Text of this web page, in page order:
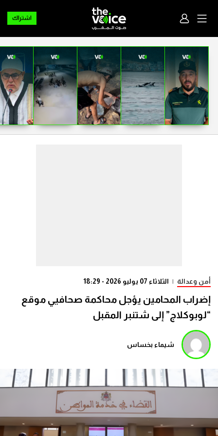
اشتراك
أمن وعدالة | الثلاثاء 07 يوليو 2026 - 18:29
إضراب المحامين يؤجل محاكمة صحافيي موقع
“لوبوكلاج” إلى شتنبر المقبل
شيماء بخساس